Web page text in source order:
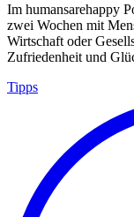
Im humansarehappy
zwei Wochen mit
Wirtschaft oder
Zufriedenheit und
Tipps